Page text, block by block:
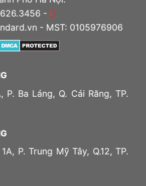
-
- MST: 0105976906
P. Ba Láng, Q. Cái Răng, TP.
P. Trung Mỹ Tây, Q.12, TP.